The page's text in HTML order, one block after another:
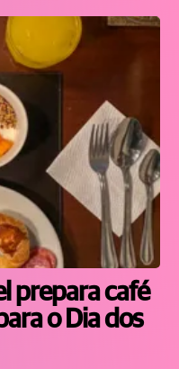
prepara café
o Dia dos